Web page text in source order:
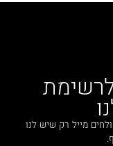
מייל רק שיש לנו